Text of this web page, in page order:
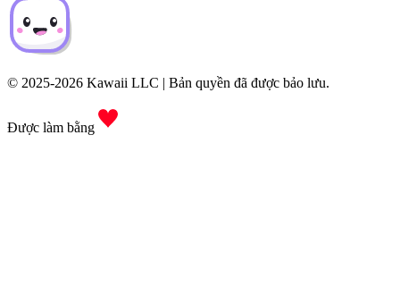
© 2025-2026 Kawaii LLC | Bản quyền đã được bảo lưu.
Được làm bằng